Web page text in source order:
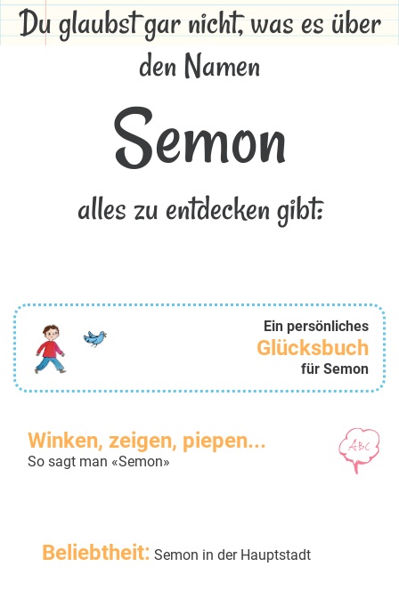
Du glaubst gar nicht, was es über
den Namen
Semon
alles zu entdecken gibt:
Ein persönliches
Glücksbuch
für Semon
Winken, zeigen, piepen...
So sagt man «Semon»
Beliebtheit: Semon in der Hauptstadt